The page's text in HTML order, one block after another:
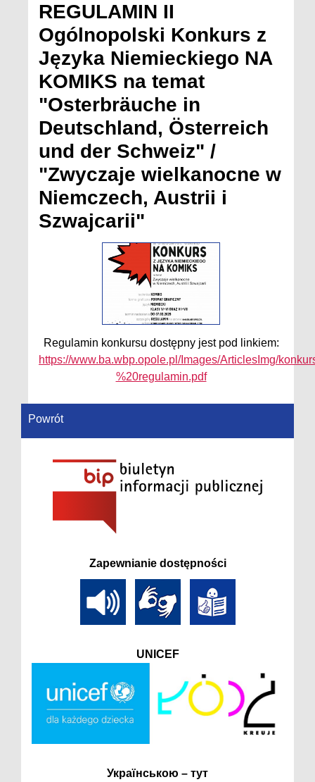
REGULAMIN II
Ogólnopolski Konkurs z
Języka Niemieckiego NA
KOMIKS na temat
"Osterbräuche in
Deutschland, Österreich
und der Schweiz" /
"Zwyczaje wielkanocne w
Niemczech, Austrii i
Szwajcarii"
Regulamin konkursu dostępny jest pod linkiem:
https://www.ba.wbp.opole.pl/Images/ArticlesImg/
%20regulamin.pdf
Powrót
Zapewnianie dostępności
UNICEF
Українською – тут